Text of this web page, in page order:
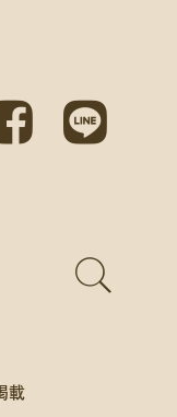
LINE
載